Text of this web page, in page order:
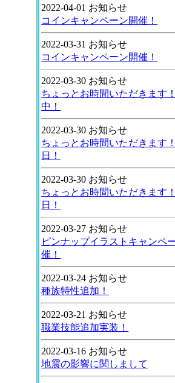
2022-04-01 お知らせ
コインキャンペーン開催！
2022-03-31 お知らせ
コインキャンペーン開催！
2022-03-30 お知らせ
ちょっとお時間いただきます
中！
2022-03-30 お知らせ
ちょっとお時間いただきます
日！
2022-03-30 お知らせ
ちょっとお時間いただきます
日！
2022-03-27 お知らせ
ピンナップイラストキャンペ
催！
2022-03-24 お知らせ
種族特性追加！
2022-03-21 お知らせ
職業技能追加実装！
2022-03-16 お知らせ
地震の影響に関しまして